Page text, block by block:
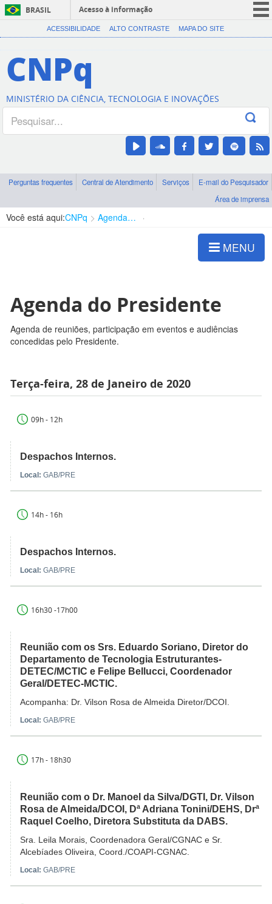
BRASIL
Acesso à informação
CORONAVÍRUS (COVID-19)
Canais
ACESSIBILIDADE ALTO CONTRASTE MAPA DO SITE
CNPq
MINISTÉRIO DA CIÊNCIA, TECNOLOGIA E INOVAÇÕES
Perguntas frequentes Central de Atendimento Serviços
E-mail do Pesquisador
Área de imprensa
Você está aqui:CNPq Agenda de autoridades
MENU
Agenda do Presidente
Agenda de reuniões, participação em eventos e audiências
concedidas pelo Presidente.
Terça-feira, 28 de Janeiro de 2020
09h - 12h
Despachos Internos.
Local: GAB/PRE
14h - 16h
Despachos Internos.
Local: GAB/PRE
16h30 -17h00
Reunião com os Srs. Eduardo Soriano, Diretor do
Departamento de Tecnologia Estruturantes-
DETEC/MCTIC e Felipe Bellucci, Coordenador
Geral/DETEC-MCTIC.
Acompanha: Dr. Vilson Rosa de Almeida Diretor/DCOI.
Local: GAB/PRE
17h - 18h30
Reunião com o Dr. Manoel da Silva/DGTI, Dr. Vilson
Rosa de Almeida/DCOI, Dª Adriana Tonini/DEHS, Drª
Raquel Coelho, Diretora Substituta da DABS.
Sra. Leila Morais, Coordenadora Geral/CGNAC e Sr.
Alcebíades Oliveira, Coord./COAPI-CGNAC.
Local: GAB/PRE